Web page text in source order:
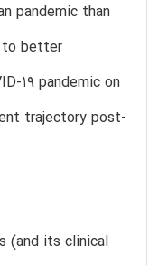
pandemic than
to better
19 pandemic on
trajectory post-
(and its clinical